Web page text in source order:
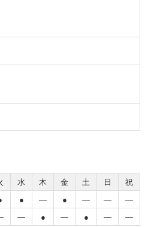
水 木 金 土 日
祝
● ― ● ― ―
―
― ● ― ● ―
―